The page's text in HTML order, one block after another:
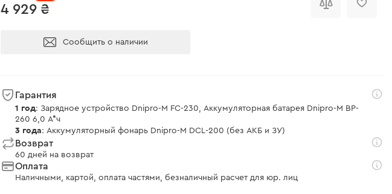
4 929 ₴
Сообщить о наличии
Гарантия
1 год: Зарядное устройство Dnipro-M FC-230, Аккумуляторная батарея Dnipro-M BP-
260 6,0 А*ч
3 года: Аккумуляторный фонарь Dnipro-M DCL-200 (без АКБ и ЗУ)
Возврат
60 дней на возврат
Оплата
Наличными, картой, оплата частями, безналичный расчет для юр. лиц